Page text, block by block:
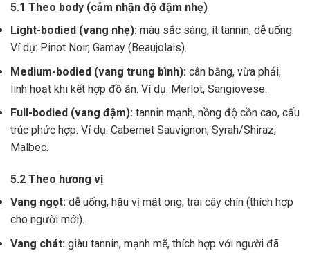
5.1 Theo body (cảm nhận độ đậm nhẹ)
Light-bodied (vang nhẹ): màu sắc sáng, ít tannin, dễ uống.
Ví dụ: Pinot Noir, Gamay (Beaujolais).
Medium-bodied (vang trung bình): cân bằng, vừa phải,
linh hoạt khi kết hợp đồ ăn. Ví dụ: Merlot, Sangiovese.
Full-bodied (vang đậm): tannin mạnh, nồng độ cồn cao, cấu
trúc phức hợp. Ví dụ: Cabernet Sauvignon, Syrah/Shiraz,
Malbec.
5.2 Theo hương vị
Vang ngọt: dễ uống, hậu vị mật ong, trái cây chín (thích hợp
cho người mới).
Vang chát: giàu tannin, mạnh mẽ, thích hợp với người đã